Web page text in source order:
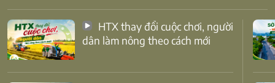
dân làm nông theo cách mới